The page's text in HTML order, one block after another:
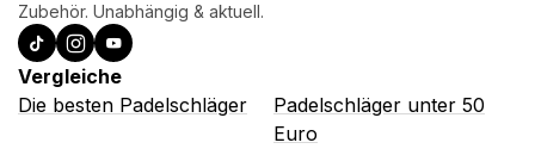
Zubehör. Unabhängig & aktuell.
Vergleiche
Die besten Padelschläger
Padelschläger unter 50
Euro